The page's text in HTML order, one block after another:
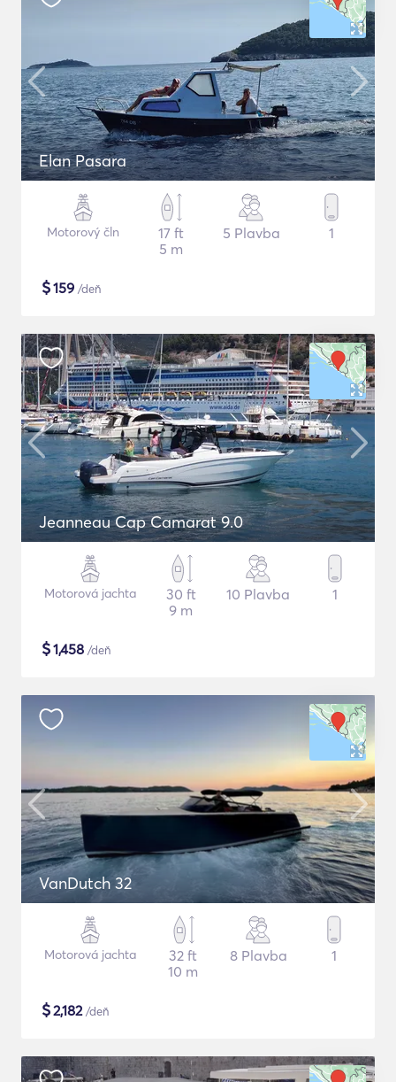
Elan Pasara
Motorový čln
17 ft
5 m
5 Plavba 1
$159 /deň
Jeanneau Cap Camarat 9.0
Motorová jachta
30 ft
9 m
10 Plavba 1
$1,458 /deň
VanDutch 32
Motorová jachta
32 ft
10 m
8 Plavba 1
$2,182/deň